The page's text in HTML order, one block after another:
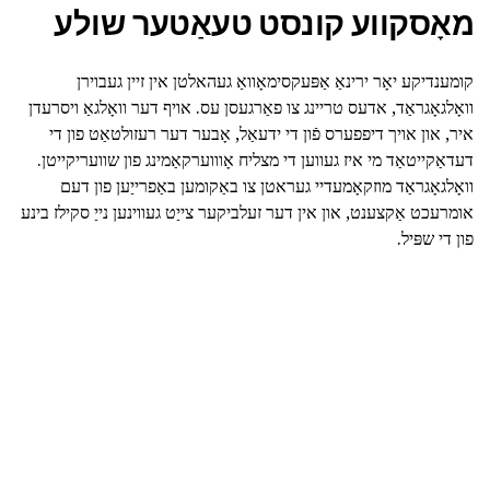
מאָסקווע קונסט טעאַטער שולע
קומענדיקע יאָר ירינאַ אַפּעקסימאָוואַ געהאלטן אין זיין געבוירן
וואָלגאָגראַד, אדעס טריינג צו פאַרגעסן עס. אויף דער וואָלגאַ ויסרעדן
איר, און אויך דיפפערס פֿון די ידעאַל, אָבער דער רעזולטאַט פון די
דעדאַקייטאַד מי איז געווען די מצליח אָוווערקאַמינג פון שוועריקייטן.
וואָלגאָגראַד מוזקאָמעדיי געראטן צו באַקומען באַפרייַען פון דעם
אומרעכט אַקצענט, און אין דער זעלביקער צייַט געווינען נייַ סקילז בינע
פון די שפּיל.